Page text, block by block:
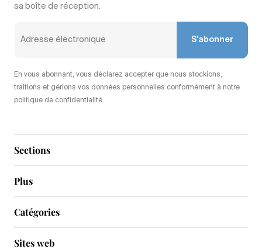
Sections
Plus
sa boîte de réception.
S'abonner
En vous abonnant, vous déclarez accepter que nous stockions,
traitions et gérions vos données personnelles conformément à notre
politique de confidentialité.
Catégories
Sites web